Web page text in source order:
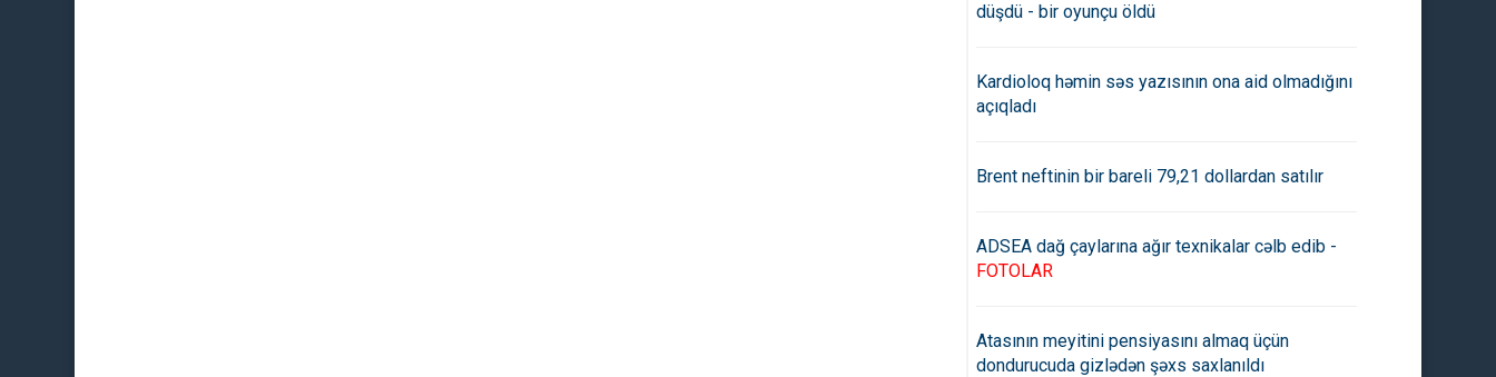
düşdü - bir oyunçu öldü
Kardioloq həmin səs yazısının ona aid olmadığını
açıqladı
Brent neftinin bir bareli 79,21 dollardan satılır
ADSEA dağ çaylarına ağır texnikalar cəlb edib -
FOTOLAR
Atasının meyitini pensiyasını almaq üçün
dondurucuda gizlədən şəxs saxlanıldı